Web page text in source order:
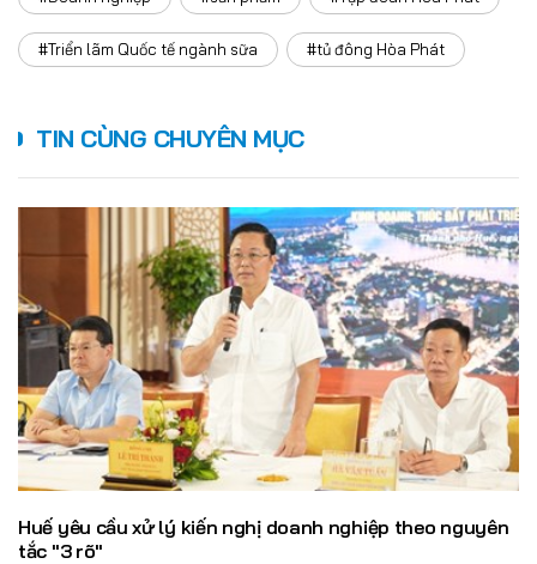
#Triển lãm Quốc tế ngành sữa #tủ đông Hòa Phát
TIN CÙNG CHUYÊN MỤC
Huế yêu cầu xử lý kiến nghị doanh nghiệp theo nguyên
tắc "3 rõ"